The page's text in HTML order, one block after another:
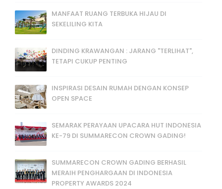
MANFAAT RUANG TERBUKA HIJAU DI
SEKELILING KITA
DINDING KRAWANGAN : JARANG "TERLIHAT",
TETAPI CUKUP PENTING
INSPIRASI DESAIN RUMAH DENGAN KONSEP
OPEN SPACE
SEMARAK PERAYAAN UPACARA HUT INDONESIA
KE-79 DI SUMMARECON CROWN GADING!
SUMMARECON CROWN GADING BERHASIL
MERAIH PENGHARGAAN DI INDONESIA
PROPERTY AWARDS 2024